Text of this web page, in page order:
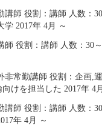
師 役割：講師 人数：
2017年 4月 ～
役割：講師 人数：30
非常勤講師 役割：企画,
けを担当した 2017年 4
師 役割：講師 人数：
年 4月 ～